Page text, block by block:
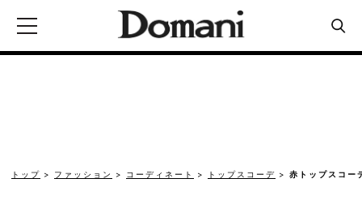
トップ ファッション コーディネート トップスコーデ 赤トップスコ